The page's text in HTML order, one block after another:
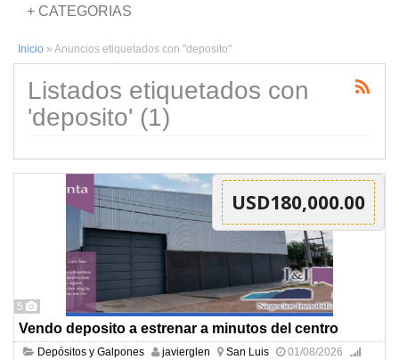
+ CATEGORIAS
Inicio » Anuncios etiquetados con "deposito"
Listados etiquetados con
'deposito' (1)
5
USD180,000.00
Vendo deposito a estrenar a minutos del centro
Depósitos y Galpones javierglen San Luis
01/08/2026